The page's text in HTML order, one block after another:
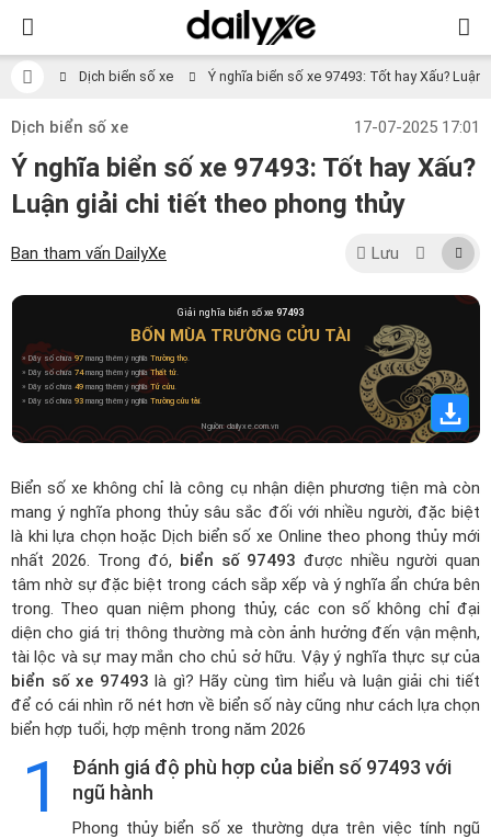
Dịch biển số xe Ý nghĩa biển số xe 97493: Tốt hay Xấu?
Dịch biển số xe 17-07-2025 17:01
Ý nghĩa biển số xe 97493: Tốt hay Xấu?
Luận giải chi tiết theo phong thủy
Ban tham vấn DailyXe Lưu
Giải nghĩa biển số xe 97493
BỐN MÙA TRƯỜNG CỬU TÀI
» Dãy số chứa97 mang thêm ý nghĩa Trường thọ.
» Dãy số chứa 74mang thêm ý nghĩaThất tử.
» Dãy số chứa 49 mang thêm ý nghĩaTứ cửu.
» Dãy số chứa 93 mang thêm ý nghĩa Trường cửu tài.
Nguồn: dailyxe.com.vn
Biển số xe không chỉ là công cụ nhận diện phương tiện mà còn
mang ý nghĩa phong thủy sâu sắc đối với nhiều người, đặc biệt
là khi lựa chọn hoặcDịch biển số xe Online theo phong thủy mới
nhất 2026. Trong đó, biển số 97493 được nhiều người quan
tâm nhờ sự đặc biệt trong cách sắp xếp và ý nghĩa ẩn chứa bên
trong. Theo quan niệm phong thủy, các con số không chỉ đại
diện cho giá trị thông thường mà còn ảnh hưởng đến vận mệnh,
tài lộc và sự may mắn cho chủ sở hữu. Vậy ý nghĩa thực sự của
biển số xe 97493 là gì? Hãy cùng tìm hiểu và luận giải chi tiết
để có cái nhìn rõ nét hơn về biển số này cũng như cách lựa chọn
biển hợp tuổi, hợp mệnh trong năm 2026
1
Đánh giá độ phù hợp của biển số 97493 với
ngũ hành
Phong thủy biển số xe thường dựa trên việc tính ngũ